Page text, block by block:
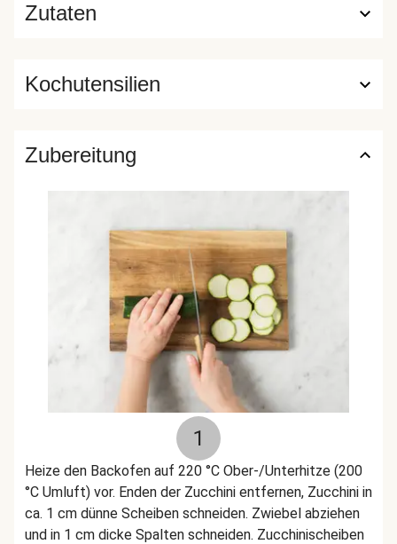
Zutaten
Kochutensilien
Zubereitung
1
Heize den Backofen auf 220 °C Ober-/Unterhitze (200
°C Umluft) vor. Enden der Zucchini entfernen, Zucchini in
ca. 1 cm dünne Scheiben schneiden. Zwiebel abziehen
und in 1 cm dicke Spalten schneiden. Zucchinischeiben